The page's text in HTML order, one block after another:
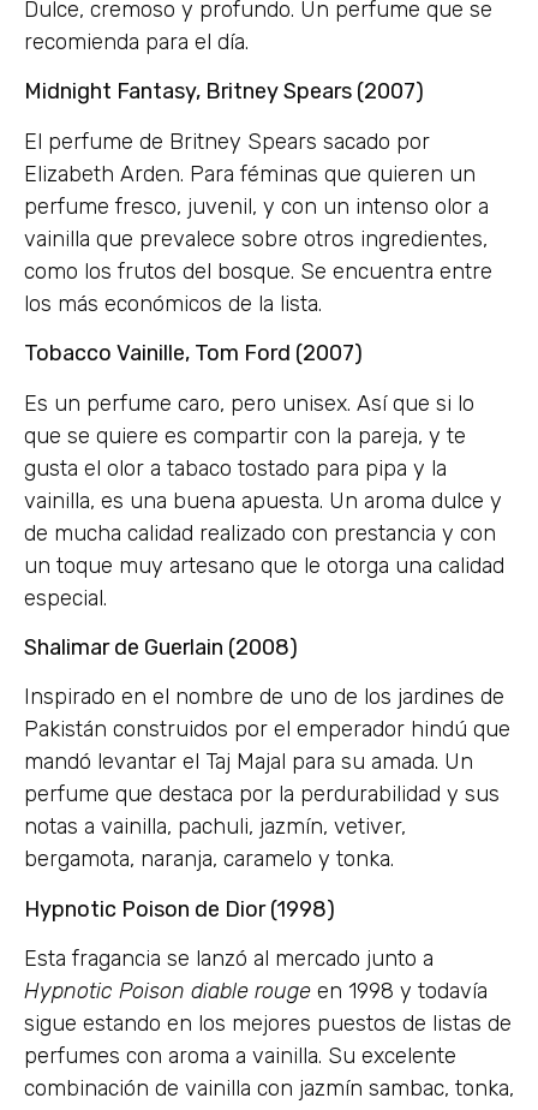
Dulce, cremoso y profundo. Un perfume que se
recomienda para el día.
Midnight Fantasy, Britney Spears (2007)
El perfume de Britney Spears sacado por
Elizabeth Arden. Para féminas que quieren un
perfume fresco, juvenil, y con un intenso olor a
vainilla que prevalece sobre otros ingredientes,
como los frutos del bosque. Se encuentra entre
los más económicos de la lista.
Tobacco Vainille, Tom Ford (2007)
Es un perfume caro, pero unisex. Así que si lo
que se quiere es compartir con la pareja, y te
gusta el olor a tabaco tostado para pipa y la
vainilla, es una buena apuesta. Un aroma dulce y
de mucha calidad realizado con prestancia y con
un toque muy artesano que le otorga una calidad
especial.
Shalimar de Guerlain (2008)
Inspirado en el nombre de uno de los jardines de
Pakistán construidos por el emperador hindú que
mandó levantar el Taj Majal para su amada. Un
perfume que destaca por la perdurabilidad y sus
notas a vainilla, pachuli, jazmín, vetiver,
bergamota, naranja, caramelo y tonka.
Hypnotic Poison de Dior (1998)
Esta fragancia se lanzó al mercado junto a
Hypnotic Poison diable rouge en 1998 y todavía
sigue estando en los mejores puestos de listas de
perfumes con aroma a vainilla. Su excelente
combinación de vainilla con jazmín sambac, tonka,